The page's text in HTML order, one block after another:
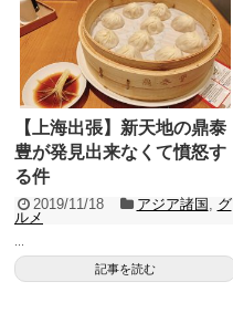
【上海出張】新天地の鼎泰
豊が発見出来なくて憤怒す
る件
2019/11/18 アジア諸国
グ
ルメ
記事を読む